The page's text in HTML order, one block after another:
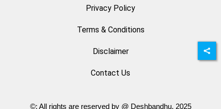
Privacy Policy
Terms & Conditions
Disclaimer
Contact Us
©: All rights are reserved by @ Deshbandhu. 2025